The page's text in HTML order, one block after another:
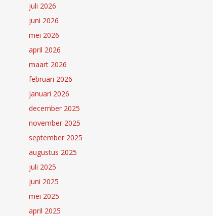
juli 2026
juni 2026
mei 2026
april 2026
maart 2026
februari 2026
januari 2026
december 2025
november 2025
september 2025
augustus 2025
juli 2025
juni 2025
mei 2025
april 2025